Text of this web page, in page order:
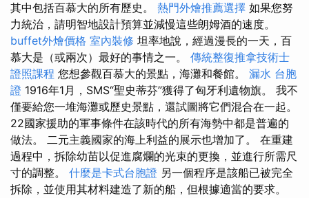
其中包括百慕大的所有歷史。 熱門外燴推薦選擇 如果您努
力統治，請明智地設計預算並減慢這些朗姆酒的速度。
buffet外燴價格 室內裝修 坦率地說，經過漫長的一天，百
慕大是（或兩次）最好的事情之一。 傳統整復推拿技術士
證照課程 您想參觀百慕大的景點，海灘和餐館。 漏水 台胞
證 1916年1月，SMS“聖史蒂芬”獲得了匈牙利遺物旗。 我不
僅要給您一堆海灘或歷史景點，還試圖將它們混合在一起。
22國家援助的軍事條件在該時代的所有海勢中都是普遍的
做法。 二元主義國家的海上利益的展示也增加了。 在重建
過程中，拆除幼苗以促進腐爛的光束的更換，並進行所需尺
寸的調整。 什麼是卡式台胞證 另一個程序是該船已被完全
拆除，並使用其材料建造了新的船，但根據適當的要求。